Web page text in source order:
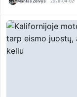
Mantas Želvys 2026-04-02